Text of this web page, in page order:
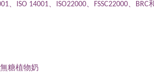
14001、ISO22000、FSSC22000、BRC
糖植物奶